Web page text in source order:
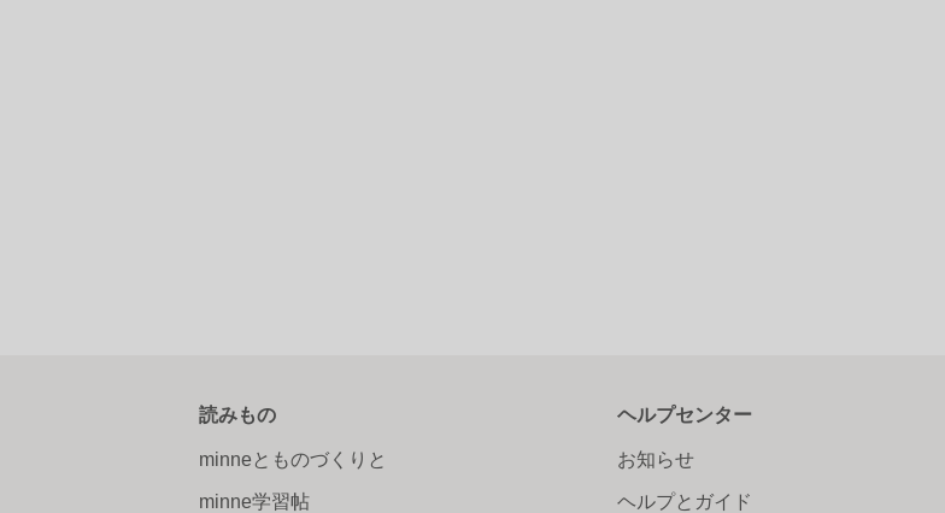
読みもの
minneとものづくりと
minne学習帖
ヘルプセンター
お知らせ
ヘルプとガイド